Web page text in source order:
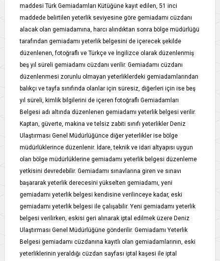
maddesi Türk Gemiadamları Kütüğüne kayıt edilen, 51 inci
maddede belirtilen yeterlik seviyesine göre gemiadamı cüzdanı
alacak olan gemiadamına, harcı alındıktan sonra bölge müdürlüğü
tarafından gemiadamı yeterlik belgesini de içerecek şekilde
düzenlenen, fotoğraflı ve Türkçe ve İngilizce olarak düzenlenmiş
beş yıl süreli gemiadamı cüzdanı verilir. Gemiadamı cüzdanı
düzenlenmesi zorunlu olmayan yeterliklerdeki gemiadamlarından
balıkçı ve tayfa sınıfında olanlar için süresiz, diğerleri için ise beş
yıl süreli, kimlik bilgilerini de içeren fotoğraflı Gemiadamları
Belgesi adı altında düzenlenen gemiadamı yeterlik belgesi verilir.
Kaptan, güverte, makina ve telsiz zabiti sınıfı yeterlikler Deniz
Ulaştırması Genel Müdürlüğünce diğer yeterlikler ise bölge
müdürlüklerince düzenlenir. İdare, teknik ve idari altyapısı uygun
olan bölge müdürlüklerine gemiadamı yeterlik belgesi düzenleme
yetkisini devredebilir. Gemiadamı sınavlarına giren ve sınavı
başararak yeterlik derecesini yükselten gemiadamı, yeni
gemiadamı yeterlik belgesi kendisine verilinceye kadar, eski
gemiadamı yeterlik belgesi ile çalışabilir. Yeni gemiadamı yeterlik
belgesi verilirken, eskisi geri alınarak iptal edilmek üzere Deniz
Ulaştırması Genel Müdürlüğüne gönderilir. Gemiadamı Yeterlik
Belgesi gemiadamı cüzdanına kayıtlı olan gemiadamlarının, eski
yeterliklerinin yeraldığı cüzdan sayfası iptal kaşesi ile iptal